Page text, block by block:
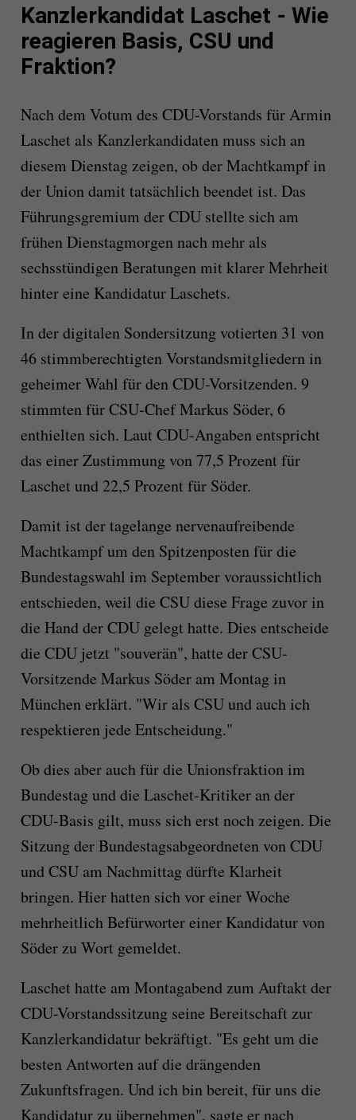
Kanzlerkandidat Laschet - Wie
reagieren Basis, CSU und
Fraktion?
Nach dem Votum des CDU-Vorstands für Armin
Laschet als Kanzlerkandidaten muss sich an
diesem Dienstag zeigen, ob der Machtkampf in
der Union damit tatsächlich beendet ist. Das
Führungsgremium der CDU stellte sich am
frühen Dienstagmorgen nach mehr als
sechsstündigen Beratungen mit klarer Mehrheit
hinter eine Kandidatur Laschets.
In der digitalen Sondersitzung votierten 31 von
46 stimmberechtigten Vorstandsmitgliedern in
geheimer Wahl für den CDU-Vorsitzenden. 9
stimmten für CSU-Chef Markus Söder, 6
enthielten sich. Laut CDU-Angaben entspricht
das einer Zustimmung von 77,5 Prozent für
Laschet und 22,5 Prozent für Söder.
Damit ist der tagelange nervenaufreibende
Machtkampf um den Spitzenposten für die
Bundestagswahl im September voraussichtlich
entschieden, weil die CSU diese Frage zuvor in
die Hand der CDU gelegt hatte. Dies entscheide
die CDU jetzt "souverän", hatte der CSU-
Vorsitzende Markus Söder am Montag in
München erklärt. "Wir als CSU und auch ich
respektieren jede Entscheidung."
Ob dies aber auch für die Unionsfraktion im
Bundestag und die Laschet-Kritiker an der
CDU-Basis gilt, muss sich erst noch zeigen. Die
Sitzung der Bundestagsabgeordneten von CDU
und CSU am Nachmittag dürfte Klarheit
bringen. Hier hatten sich vor einer Woche
mehrheitlich Befürworter einer Kandidatur von
Söder zu Wort gemeldet.
Laschet hatte am Montagabend zum Auftakt der
CDU-Vorstandssitzung seine Bereitschaft zur
Kanzlerkandidatur bekräftigt. "Es geht um die
besten Antworten auf die drängenden
Zukunftsfragen. Und ich bin bereit, für uns die
Kandidatur zu übernehmen", sagte er nach